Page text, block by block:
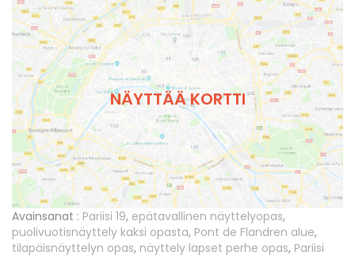
NÄYTTÄÄ KORTTI
Avainsanat : Pariisi 19, epätavallinen näyttelyopas,
puolivuotisnäyttely kaksi opasta, Pont de Flandren alue,
tilapäisnäyttelyn opas, näyttely lapset perhe opas, Pariisi